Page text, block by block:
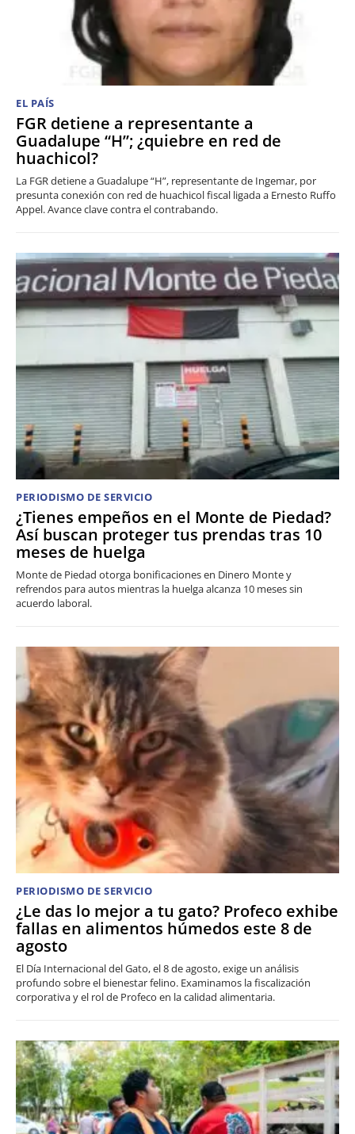
EL PAÍS
FGR detiene a representante a
Guadalupe “H”; ¿quiebre en red de
huachicol?
La FGR detiene a Guadalupe “H”, representante de Ingemar, por
presunta conexión con red de huachicol fiscal ligada a Ernesto Ruffo
Appel. Avance clave contra el contrabando.
PERIODISMO DE SERVICIO
¿Tienes empeños en el Monte de Piedad?
Así buscan proteger tus prendas tras 10
meses de huelga
Monte de Piedad otorga bonificaciones en Dinero Monte y
refrendos para autos mientras la huelga alcanza 10 meses sin
acuerdo laboral.
PERIODISMO DE SERVICIO
¿Le das lo mejor a tu gato? Profeco exhibe
fallas en alimentos húmedos este 8 de
agosto
El Día Internacional del Gato, el 8 de agosto, exige un análisis
profundo sobre el bienestar felino. Examinamos la fiscalización
corporativa y el rol de Profeco en la calidad alimentaria.